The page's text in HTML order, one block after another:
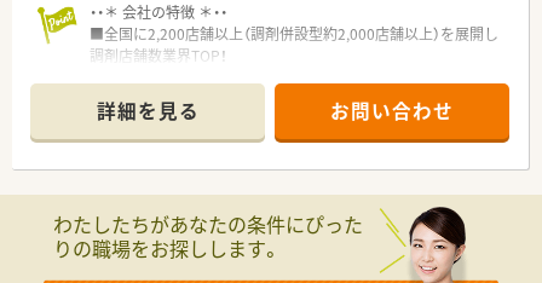
・・＊ 会社の特徴 ＊・・
■全国に2,200店舗以上（調剤併設型約2,000店舗以上）を展開し
調剤店舗数業界TOP！
頑張り次第で高給与も可能！
■経験や勤務コースによりますが、経験の少ない方でも500万前
半スタートと業界TOP水準！
■職種や職域に合わせ、豊富な社内研修や外部組織と連携した研
■薬剤師が中心の会社だからこそ活躍できるキャリアパスが多
種多様に用意されています。
■店舗拡大に伴い、エリアマネジャーや営業部長等のマネジメン
詳細を見る お問い合わせ
わたしたちがあなたの条件にぴった
りの職場をお探しします。